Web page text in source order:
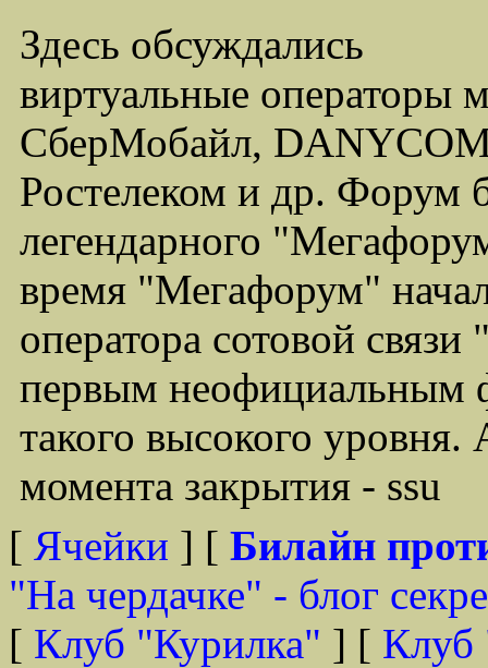
Здесь обсуждались
виртуальные операторы
СберМобайл,
Ростелеком и др. Форум
легендарного
время "Мегафорум"
оператора сотовой
первым неофициальным
такого высокого
момента закрытия - ssu
[ Ячейки ] [ Билайн
"На чердачке" - блог
[ Клуб "Курилка" ] [ Клуб